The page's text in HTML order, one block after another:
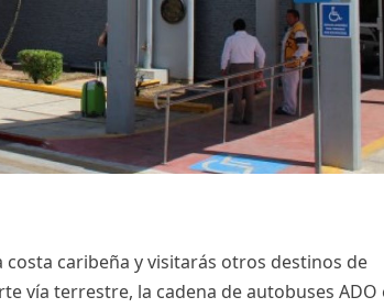
caribeña y visitarás otros destinos de
vía terrestre, la cadena de autobuses ADO